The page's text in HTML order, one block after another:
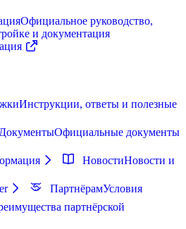
Официальное руководство,
и документация
Инструкции, ответы и полезные
ДокументыОфициальные документы
НовостиНовости и
ПартнёрамУсловия
партнёрской